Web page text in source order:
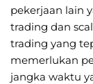
pekerjaan lain
trading dan
trading yang
memerlukan
jangka waktu